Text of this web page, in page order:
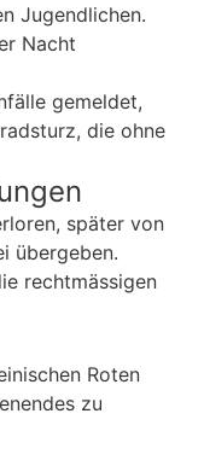
Jugendlichen.
Nacht
gemeldet,
die ohne
später von
übergeben.
rechtmässigen
Roten
zu